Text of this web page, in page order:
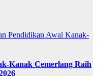
Pendidikan Awal Kanak-
Kanak Cemerlang Raih